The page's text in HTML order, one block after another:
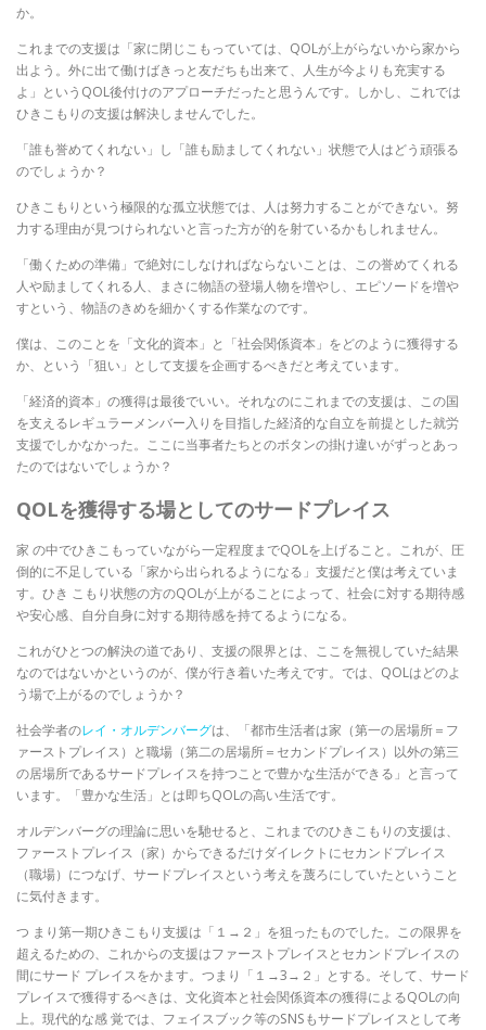
か。
これまでの支援は「家に閉じこもっていては、QOLが上がらないから家から
出よう。外に出て働けばきっと友だちも出来て、人生が今よりも充実する
よ」というQOL後付けのアプローチだったと思うんです。しかし、これでは
ひきこもりの支援は解決しませんでした。
「誰も誉めてくれない」し「誰も励ましてくれない」状態で人はどう頑張る
のでしょうか？
ひきこもりという極限的な孤立状態では、人は努力することができない。努
力する理由が見つけられないと言った方が的を射ているかもしれません。
「働くための準備」で絶対にしなければならないことは、この誉めてくれる
人や励ましてくれる人、まさに物語の登場人物を増やし、エピソードを増や
すという、物語のきめを細かくする作業なのです。
僕は、このことを「文化的資本」と「社会関係資本」をどのように獲得する
か、という「狙い」として支援を企画するべきだと考えています。
「経済的資本」の獲得は最後でいい。それなのにこれまでの支援は、この国
を支えるレギュラーメンバー入りを目指した経済的な自立を前提とした就労
支援でしかなかった。ここに当事者たちとのボタンの掛け違いがずっとあっ
たのではないでしょうか？
QOLを獲得する場としてのサードプレイス
家 の中でひきこもっていながら一定程度までQOLを上げること。これが、圧
倒的に不足している「家から出られるようになる」支援だと僕は考えていま
す。ひき こもり状態の方のQOLが上がることによって、社会に対する期待感
や安心感、自分自身に対する期待感を持てるようになる。
これがひとつの解決の道であり、支援の限界とは、ここを無視していた結果
なのではないかというのが、僕が行き着いた考えです。では、QOLはどのよ
う場で上がるのでしょうか？
社会学者のレイ・オルデンバーグは、「都市生活者は家（第一の居場所＝フ
ァーストプレイス）と職場（第二の居場所＝セカンドプレイス）以外の第三
の居場所であるサードプレイスを持つことで豊かな生活ができる」と言って
います。「豊かな生活」とは即ちQOLの高い生活です。
オルデンバーグの理論に思いを馳せると、これまでのひきこもりの支援は、
ファーストプレイス（家）からできるだけダイレクトにセカンドプレイス
（職場）につなげ、サードプレイスという考えを蔑ろにしていたということ
に気付きます。
つ まり第一期ひきこもり支援は「１→２」を狙ったものでした。この限界を
超えるための、これからの支援はファーストプレイスとセカンドプレイスの
間にサード プレイスをかます。つまり「１→3→２」とする。そして、サード
プレイスで獲得するべきは、文化資本と社会関係資本の獲得によるQOLの向
上。現代的な感 覚では、フェイスブック等のSNSもサードプレイスとして考